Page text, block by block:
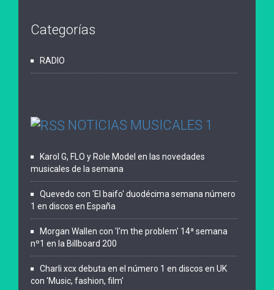
Categorías
RADIO
NOTICIAS MUSICALES 1
Karol G, FLO y Role Model en las novedades
musicales de la semana
Quevedo con 'El baifo' duodécima semana número
1 en discos en España
Morgan Wallen con 'I'm the problem' 14ª semana
nº1 en la Billboard 200
Charli xcx debuta en el número 1 en discos en UK
con 'Music, fashion, film'